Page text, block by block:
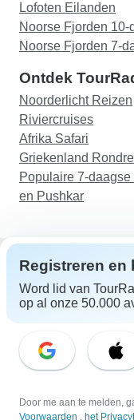
Lofoten Eilanden
Noorse Fjorden
Noorse Fjorden 7-
Ontdek
Noorderlicht Reizen
Riviercruises
Afrika Safari
Griekenland
Populaire 7-
en Pushkar
Hulp
Neem contact met
E-mail:
Taal selecteren
Copyright © TourRadar.
Registreren en
Word lid van
op al onze 50.000
Door me aan te melden,
Voorwaarden , het